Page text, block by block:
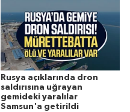
Rusya açıklarında dron
saldırısına uğrayan
gemideki yaralılar
Samsun'a getirildi